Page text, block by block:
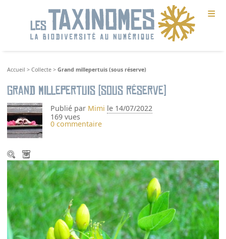
≡
Accueil >Collecte >Grand millepertuis (sous réserve)
Grand millepertuis (sous réserve)
Publié par Mimi le 14/07/2022
169 vues
0 commentaire